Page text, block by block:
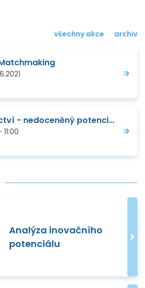
všechny akce archiv
Duševní vlastnictví - nedoceněný potenciál pro rozvoj malých a středních firem
11:00
Analýza inovačního
potenciálu